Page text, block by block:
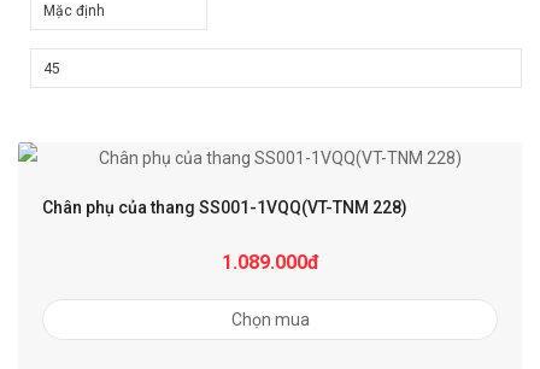
Chân phụ của thang SS001-1VQQ(VT-TNM 228)
1.089.000đ
Chọn mua